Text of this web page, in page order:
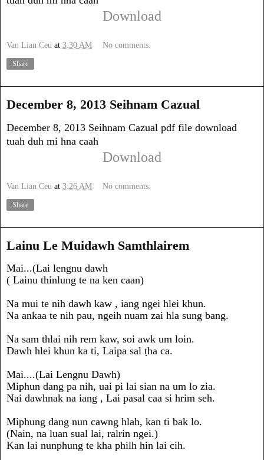
Download
Van Lian Ceu at 3:30 AM No comments:
Share
December 8, 2013 Seihnam Cazual
December 8, 2013 Seihnam Cazual pdf file download
tuah duh mi hna caah
Download
Van Lian Ceu at 3:26 AM No comments:
Share
Lainu Le Muidawh Samthlairem
Mai...(Lai lengnu dawh
( Lainu thinlung te na ken caan)
Na mui te nih dawh kaw , iang ngei hlei khun.
Na ankaa te nih pau, ngeih nuam zai hla sung bang.
Na sam thlai nih rem kaw, soi awk um loin.
Dawh hlei khun ka ti, Laipa sal ṭha ca.
Mai....(Lai Lengnu Dawh)
Miphun dang pa nih, uai pi lai sian na um lo zia.
Nai dawhnak na iang , Lai pasal caa si hrim seh.
Miphung dang nun cawng hlah, kan ti bak lo.
(Nain, na luan sual lai, ralrin ngei.)
Kan lai nunphung te kha philh hin lai cih.